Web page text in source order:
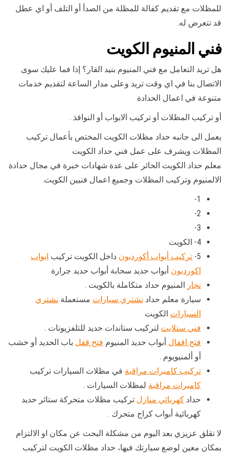
للمظلات مع تقديم كفالة للمظلة من الصدأ أو التلف أو اي عطل
قد تتعرض له.
فني المنيوم الكويت
هل تريد التعامل مع فني المنيوم بنيد القار؟ إذا فما عليك سوى
الاتصال بنا في اي وقت تريد وعلى مدار الساعة لتقديم خدمات
متنوعة في اعمال الحدادة
أو تركيب المظلات أو تركيب الابواب أو النوافذ .
يعمل الى جانبه حداد مظلات الكويت المختص بأعمال تركيب
المظلات ويشرف على عمل فني حداد الكويت
معلم حداد الكويت الحائر على عدة شهادات خبرة في مجال حدادة
الالمنيوم وتركيب المظلات وجميع اعمال فنيين الكويت.
1-
2-
3-
4- الكويت
5- تركيب أبواب أكورديون داخل الكويت تركيب ابواب
اكورديون أبواب حديد سحابة أبواب حديد جرارة
نجار المنيوم حداد متكاملة بالكويت .
سيارة معلم حداد نشتري سيارات مستعملة نشتري
السيارات الكويت
فني ستلايت لتركيب ستاندات حديد للتلفزيونات .
فتح اقفال أبواب حديد المنيوم فتح قفل باب الحديد أو خشب
أو ألمنيويوم .
تركيب كاميرات مراقبة في مظلات السيارات تركيب
كاميرات مراقبة لمظلات السيارات .
حداد كهربائي منازل تركيب مظلات متحركة ستائر حديد
كهربائية أبواب كراج متحرك .
لا تقلق عزيزي بعد اليوم من مشكلة البحث عن مكان او الالتزام
بمكان معين لوضع سيارتك فيها، حداد مظلات الكويت لتركيب